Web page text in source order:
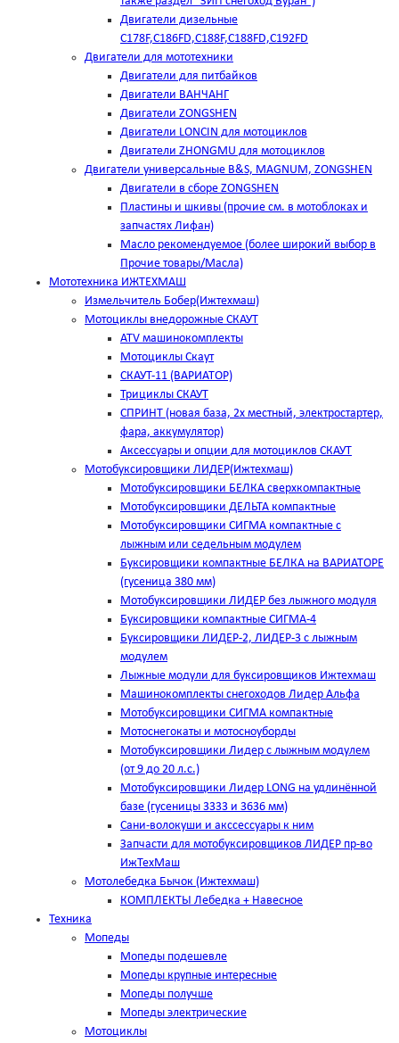
Двигатели дизельные
C178F,С186FD,C188F,C188FD,C192FD
Двигатели для мототехники
Двигатели для питбайков
Двигатели ВАНЧАНГ
Двигатели ZONGSHEN
Двигатели LONCIN для мотоциклов
Двигатели ZHONGMU для мотоциклов
Двигатели универсальные B&S, MAGNUM, ZONGSHEN
Двигатели в сборе ZONGSHEN
Пластины и шкивы (прочие см. в мотоблоках и
запчастях Лифан)
Масло рекомендуемое (более широкий выбор в
Прочие товары/Масла)
Мототехника ИЖТЕХМАШ
Измельчитель Бобер(Ижтехмаш)
Мотоциклы внедорожные СКАУТ
ATV машинокомплекты
Мотоциклы Скаут
СКАУТ-11 (ВАРИАТОР)
Трициклы СКАУТ
СПРИНТ (новая база, 2х местный, электростартер,
фара, аккумулятор)
Аксессуары и опции для мотоциклов СКАУТ
Мотобуксировщики ЛИДЕР(Ижтехмаш)
Мотобуксировщики БЕЛКА сверхкомпактные
Мотобуксировщики ДЕЛЬТА компактные
Мотобуксировщики СИГМА компактные с
лыжным или седельным модулем
Буксировщики компактные БЕЛКА на ВАРИАТОРЕ
(гусеница 380 мм)
Мотобуксировщики ЛИДЕР без лыжного модуля
Буксировщики компактные СИГМА-4
Буксировщики ЛИДЕР-2, ЛИДЕР-3 c лыжным
модулем
Лыжные модули для буксировщиков Ижтехмаш
Машинокомплекты снегоходов Лидер Альфа
Мотобуксировщики СИГМА компактные
Мотоснегокаты и мотосноуборды
Мотобуксировщики Лидер с лыжным модулем
(от 9 до 20 л.с.)
Мотобуксировщики Лидер LONG на удлинённой
базе (гусеницы 3333 и 3636 мм)
Сани-волокуши и акссессуары к ним
Запчасти для мотобуксировщиков ЛИДЕР пр-во
ИжТехМаш
Мотолебедка Бычок (Ижтехмаш)
КОМПЛЕКТЫ Лебедка + Навесное
Техника
Мопеды
Мопеды подешевле
Мопеды крупные интересные
Мопеды получше
Мопеды электрические
Мотоциклы